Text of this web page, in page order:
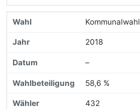
Kommunalwahl
2018
–
58,6 %
432